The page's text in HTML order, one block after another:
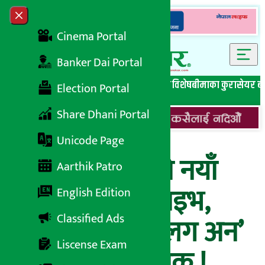
Skip to content
Close menu
Cinema Portal
Banker Dai Portal
Election Portal
Share Dhani Portal
Unicode Page
Aarthik Patro
English Edition
Classified Ads
Liscense Exam
सबै समाचारबेथिति मुर्दाबादबैंकिङ विशेष लघुवित्त विशेषबीमाका कुरासेयर
सिटिजन्स बैंकको नयाँ
वेवसाइट भयो लाइभ,
डेपुटी सीइओले ‘लग अन’